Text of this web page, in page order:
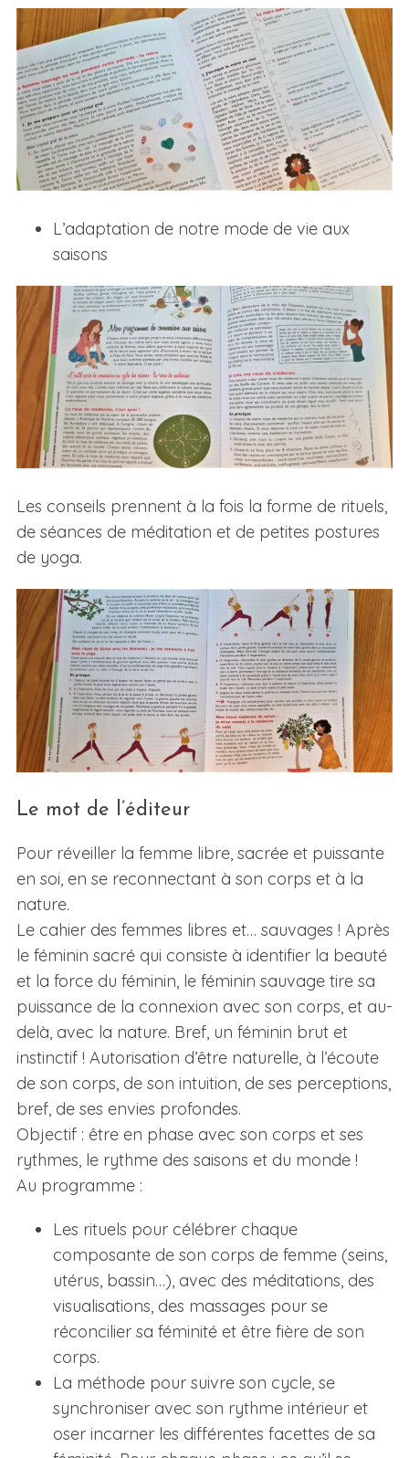
L’adaptation de notre mode de vie aux
saisons
Les conseils prennent à la fois la forme de rituels,
de séances de méditation et de petites postures
de yoga.
Le mot de l’éditeur
Pour réveiller la femme libre, sacrée et puissante
en soi, en se reconnectant à son corps et à la
nature.
Le cahier des femmes libres et… sauvages ! Après
le féminin sacré qui consiste à identifier la beauté
et la force du féminin, le féminin sauvage tire sa
puissance de la connexion avec son corps, et au-
delà, avec la nature. Bref, un féminin brut et
instinctif ! Autorisation d’être naturelle, à l’écoute
de son corps, de son intuition, de ses perceptions,
bref, de ses envies profondes.
Objectif : être en phase avec son corps et ses
rythmes, le rythme des saisons et du monde !
Au programme :
Les rituels pour célébrer chaque
composante de son corps de femme (seins,
utérus, bassin…), avec des méditations, des
visualisations, des massages pour se
réconcilier sa féminité et être fière de son
corps.
La méthode pour suivre son cycle, se
synchroniser avec son rythme intérieur et
oser incarner les différentes facettes de sa